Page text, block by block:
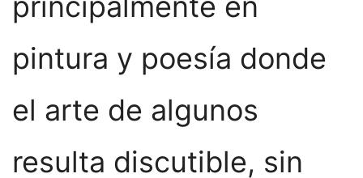
pintura y poesía donde
el arte de algunos
resulta discutible, sin